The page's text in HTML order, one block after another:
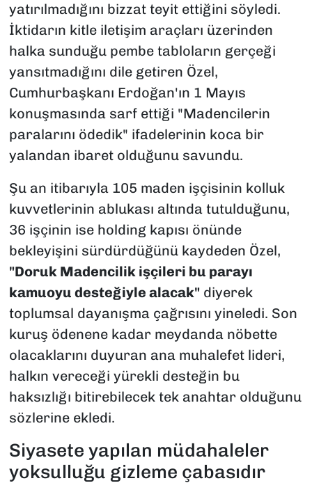
yatırılmadığını bizzat teyit ettiğini söyledi.
İktidarın kitle iletişim araçları üzerinden
halka sunduğu pembe tabloların gerçeği
yansıtmadığını dile getiren Özel,
Cumhurbaşkanı Erdoğan'ın 1 Mayıs
konuşmasında sarf ettiği "Madencilerin
paralarını ödedik" ifadelerinin koca bir
yalandan ibaret olduğunu savundu.
Şu an itibarıyla 105 maden işçisinin kolluk
kuvvetlerinin ablukası altında tutulduğunu,
36 işçinin ise holding kapısı önünde
bekleyişini sürdürdüğünü kaydeden Özel,
"Doruk Madencilik işçileri bu parayı
kamuoyu desteğiyle alacak"diyerek
toplumsal dayanışma çağrısını yineledi. Son
kuruş ödenene kadar meydanda nöbette
olacaklarını duyuran ana muhalefet lideri,
halkın vereceği yürekli desteğin bu
haksızlığı bitirebilecek tek anahtar olduğunu
sözlerine ekledi.
Siyasete yapılan müdahaleler
yoksulluğu gizleme çabasıdır